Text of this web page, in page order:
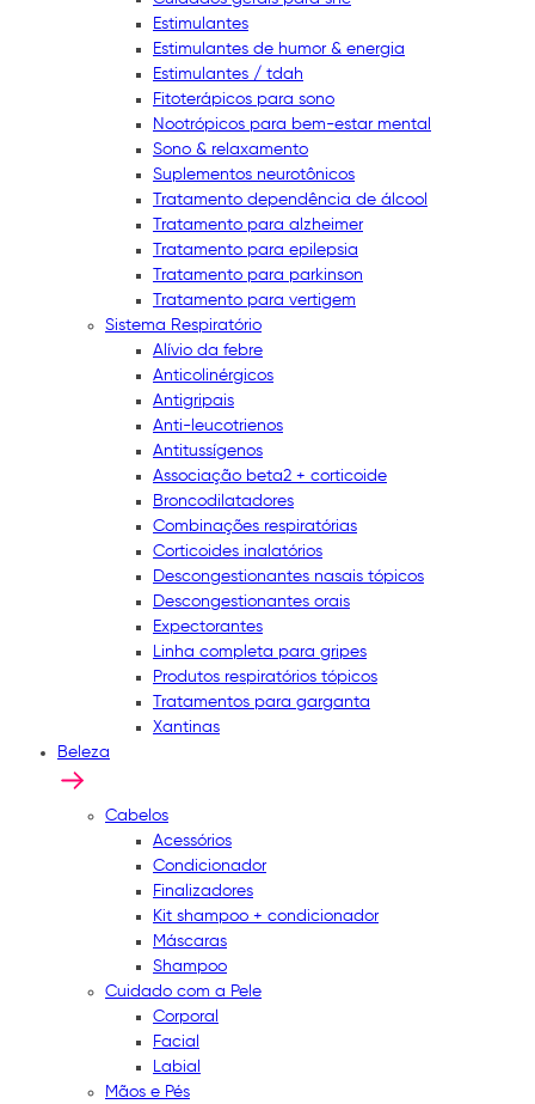
Estimulantes
Estimulantes de humor & energia
Estimulantes / tdah
Fitoterápicos para sono
Nootrópicos para bem-estar mental
Sono & relaxamento
Suplementos neurotônicos
Tratamento dependência de álcool
Tratamento para alzheimer
Tratamento para epilepsia
Tratamento para parkinson
Tratamento para vertigem
Sistema Respiratório
Alívio da febre
Anticolinérgicos
Antigripais
Anti-leucotrienos
Antitussígenos
Associação beta2 + corticoide
Broncodilatadores
Combinações respiratórias
Corticoides inalatórios
Descongestionantes nasais tópicos
Descongestionantes orais
Expectorantes
Linha completa para gripes
Produtos respiratórios tópicos
Tratamentos para garganta
Xantinas
Beleza
Cabelos
Acessórios
Condicionador
Finalizadores
Kit shampoo + condicionador
Máscaras
Shampoo
Cuidado com a Pele
Corporal
Facial
Labial
Mãos e Pés